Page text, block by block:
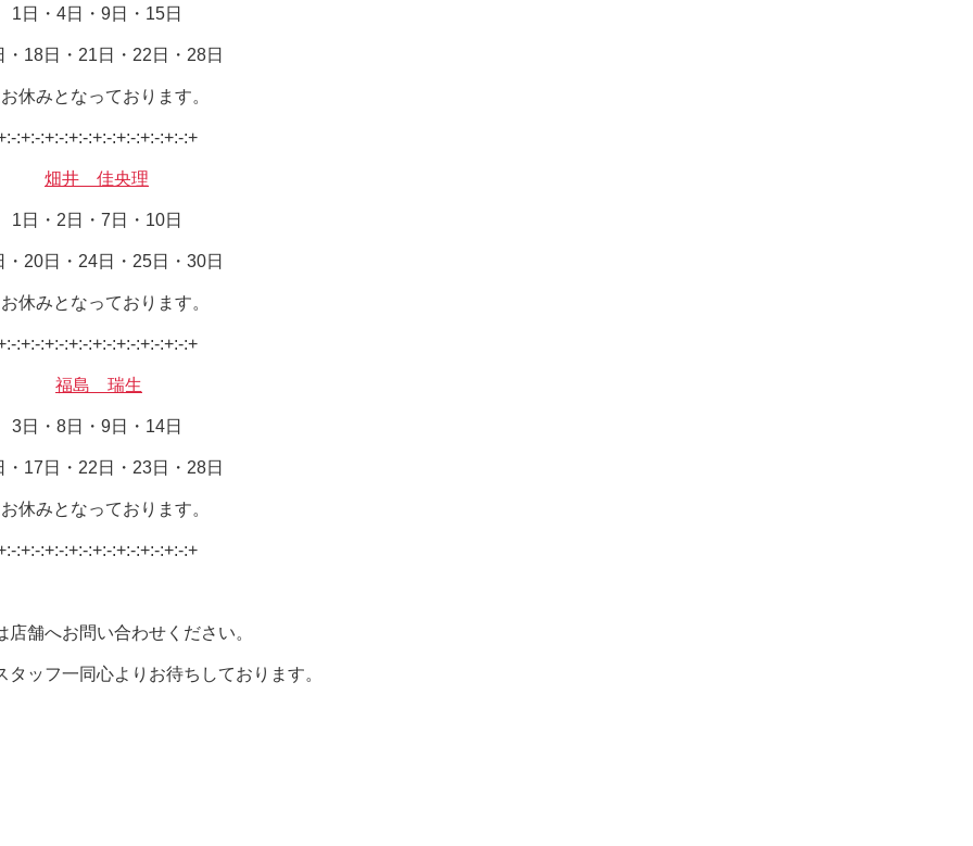
1日・4日・9日・15日
・18日・21日・22日・28日
休みとなっております。
:+:-:+:-:+:-:+:-:+:-:+:-:+:-:+
畑井 佳央理
1日・2日・7日・10日
・20日・24日・25日・30日
休みとなっております。
:+:-:+:-:+:-:+:-:+:-:+:-:+:-:+
福島 瑞生
3日・8日・9日・14日
・17日・22日・23日・28日
休みとなっております。
:+:-:+:-:+:-:+:-:+:-:+:-:+:-:+
舗へお問い合わせください。
タッフ一同心よりお待ちしております。